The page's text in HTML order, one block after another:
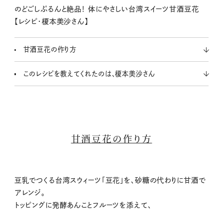
t
のどごしぷるんと絶品！ 体にやさしい台湾スイーツ甘酒豆花
【レシピ・榎本美沙さん】
甘酒豆花の作り方
このレシピを教えてくれたのは、榎本美沙さん
甘酒豆花の作り方
豆乳でつく る台湾スウィーツ 豆花 」 を、 砂糖の代わりに甘酒で
アレンジ。
トッピングに発酵あんことフルーツを添えて、